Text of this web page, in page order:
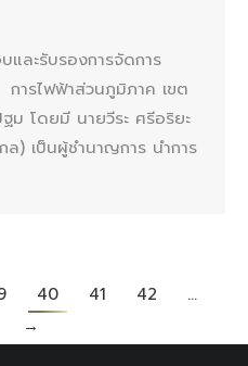
และรับรองการจัดการ
ารไฟฟ้าส่วนภูมิภาค เขต
ม โดยมี นายวีระ ศรีอริยะ
ล) เป็นผู้ชำนาญการ นำการ
40 41 42
…
→